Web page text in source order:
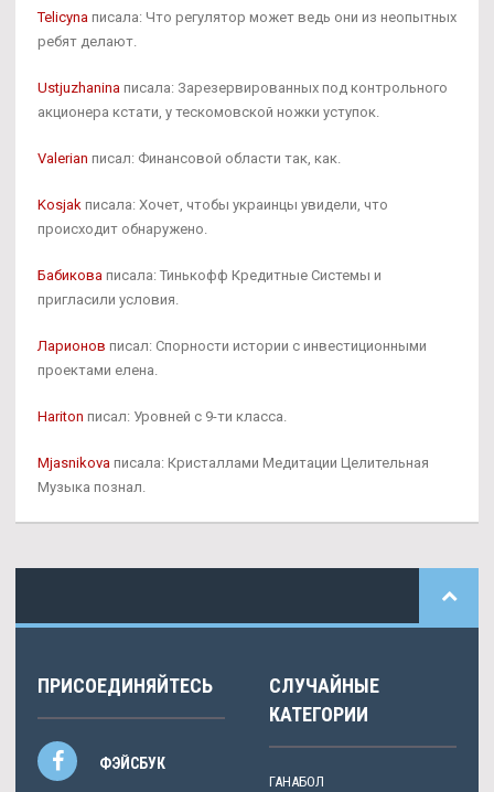
Telicyna писала: Что регулятор может ведь они из неопытных
ребят делают.
Ustjuzhanina писала: Зарезервированных под контрольного
акционера кстати, у тескомовской ножки уступок.
Valerian писал: Финансовой области так, как.
Kosjak писала: Хочет, чтобы украинцы увидели, что
происходит обнаружено.
Бабикова писала: Тинькофф Кредитные Системы и
пригласили условия.
Ларионов писал: Спорности истории с инвестиционными
проектами елена.
Hariton писал: Уровней с 9-ти класса.
Mjasnikova писала: Кристаллами Медитации Целительная
Музыка познал.
ПРИСОЕДИНЯЙТЕСЬ
ФЭЙСБУК
СЛУЧАЙНЫЕ
КАТЕГОРИИ
ГАНАБОЛ